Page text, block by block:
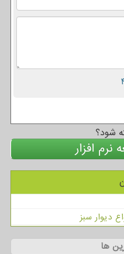
شود؟
افزار
دیوار سبز
ها